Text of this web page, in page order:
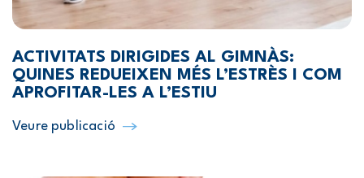
ACTIVITATS DIRIGIDES AL GIMNÀS:
QUINES REDUEIXEN MÉS L’ESTRÈS I COM
APROFITAR-LES A L’ESTIU
Veure publicació